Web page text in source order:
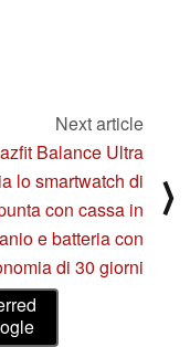
Next article
Balance Ultra
lo smartwatch di
con cassa in
e batteria con
di 30 giorni
⟩